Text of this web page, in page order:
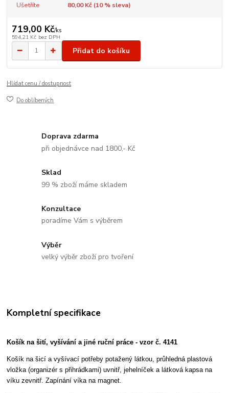
Ušetříte 80,00 Kč (10% sleva)
719,00 Kč/ks
594,21 Kč bez DPH
Přidat do košíku
Hlídat cenu / dostupnost
Do oblíbených
Doprava zdarma
při objednávce nad 1800,- Kč
Sklad
99 % zboží máme skladem
Konzultace
poradíme Vám s výběrem
Výběr
velký výběr zboží pro tvoření
Kompletní specifikace
Košík na šití, vyšívání a jiné ruční práce - vzor č. 4141
Košík na šicí a vyšívací potřeby potažený látkou, průhledná plastová
vložka (organizér s přihrádkami) uvnitř, jehelníček a látková kapsa na
víku zevnitř. Zapínání víka na magnet.